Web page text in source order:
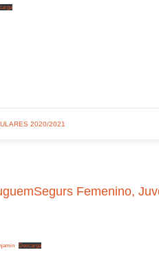
2020/2021
Femenino,
Descarga